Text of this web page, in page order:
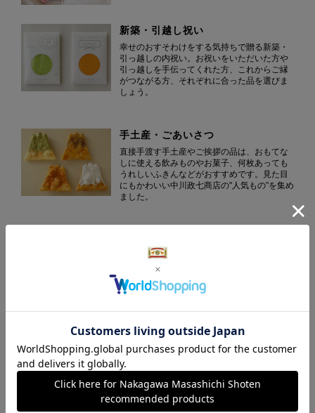
新築・引越し祝い
幸せのおすそわけをする気持ちで贈る新築・
引っ越しの内祝い。お祝いをいただいた方や
引っ越しを手伝ってくれた方、これからご縁
がつながる方、それぞれに合った品を選びま
しょう。
手土産・ごあいさつ
直接手渡す手土産やご挨拶の品は、おもてな
しに使える飲みものやお菓子、何枚あっても
うれしいふきんなどがおすすめです。見た目
にもかわいい中川政七商店の"人気もの”を集め
ました。
中川政七商店を代表するアイテム、ふきんは
ちょっとした手みやげから、内祝いや御中
元・御歳暮まで幅広くお使いいただけます。
法事・香典返し
不祝儀を残さないように、との思いから「あ
とに残らないもの」が好まれる法事や香典の
お返し。消耗品のふきんやタオル、お茶やコ
ーヒーなどの消えものを中心に揃えました。